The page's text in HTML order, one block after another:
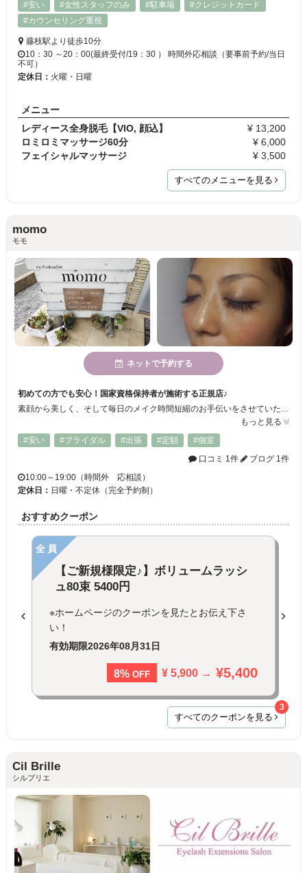
#安い #女性スタッフのみ #駐車場
#クレジットカード
#カウンセリング重視
藤枝駅より徒歩10分
10：30 ～20：00(最終受付/19：30 ） 時間外応相談（要事前予約/当日
不可）
定休日： 火曜・日曜
メニュー
レディース全身脱毛【VIO, 顔込】
¥ 13,200
ロミロミマッサージ60分
¥ 6,000
フェイシャルマッサージ
¥ 3,500
すべてのメニューを見る
momo
モモ
ネットで予約する
初めての方でも安心！国家資格保持者が施術する正規店♪
素顔から美しく、そして毎日のメイク時間短縮のお手伝いをさせていただきます。 高い技術を持ったスタッフが、自然で美しいまつ毛を提案いたします。 小さなお子様がいる方、忙しい方、化粧が面倒な方の味方です♪
もっと見る
#安い
#ブライダル #出張 #定額
#個室
口コミ 1件
ブログ 1件
10:00～19:00（時間外 応相談）
定休日： 日曜・不定休（完全予約制）
おすすめクーポン
全員
【ご新規様限定♪】ボリュームラッシ
ュ80束 5400円
※ホームページのクーポンを見たとお伝え下さ
い！
有効期限2026年08月31日
8% OFF ¥ 5,900 → ¥5,400
すべてのクーポンを見る
3
Cil Brille
シルブリエ